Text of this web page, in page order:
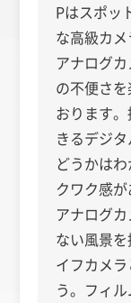
Pはスポッ
な高級カメ
アナログ
の不便さ
おります
きるデジ
どうかは
クワク感が
アナログ
ない風景
イフカメ
う。フィ